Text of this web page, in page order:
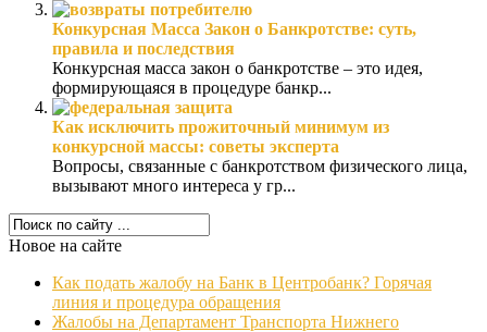
Конкурсная Масса Закон о Банкротстве: суть,
правила и последствия
Конкурсная масса закон о банкротстве – это идея,
формирующаяся в процедуре банкр...
Как исключить прожиточный минимум из
конкурсной массы: советы эксперта
Вопросы, связанные с банкротством физического лица,
вызывают много интереса у гр...
Новое на сайте
Как подать жалобу на Банк в Центробанк? Горячая
линия и процедура обращения
Жалобы на Департамент Транспорта Нижнего